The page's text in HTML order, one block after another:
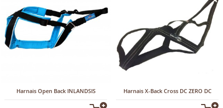
Harnais Open Back INLANDSIS Harnais X-Back Cross DC ZERO DC